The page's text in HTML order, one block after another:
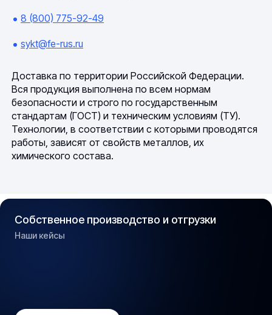
8 (800) 775-92-49
sykt@fe-rus.ru
Доставка по территории Российской Федерации.
Вся продукция выполнена по всем нормам
безопасности и строго по государственным
стандартам (ГОСТ) и техническим условиям (ТУ).
Технологии, в соответствии с которыми проводятся
работы, зависят от свойств металлов, их
химического состава.
Собственное производство и отгрузки
Наши кейсы